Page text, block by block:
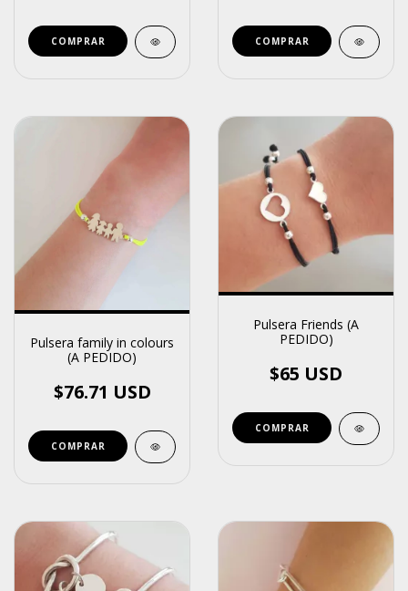
COMPRAR COMPRAR
Pulsera family in colours
(A PEDIDO)
$76.71 USD
COMPRAR
Pulsera Friends (A
PEDIDO)
$65 USD